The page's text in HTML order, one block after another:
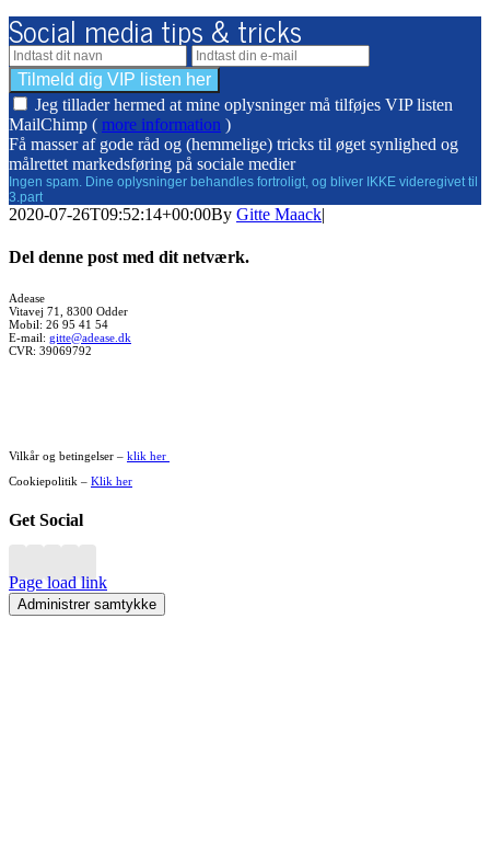
Social media tips & tricks
Jeg tillader hermed at mine oplysninger må tilføjes VIP listen
MailChimp ( more information )
Få masser af gode råd og (hemmelige) tricks til øget synlighed og
målrettet markedsføring på sociale medier
Ingen spam. Dine oplysninger behandles fortroligt, og bliver IKKE videregivet til
3.part
2020-07-26T09:52:14+00:00By Gitte Maack|
Del denne post med dit netværk.
Facebook
X
WhatsApp
Pinterest
Vk
Xing
E-
mail
Adease
Vitavej 71, 8300 Odder
Mobil: 26 95 41 54
E-mail: gitte@adease.dk
CVR: 39069792
Vilkår og betingelser – klik her
Cookiepolitik – Klik her
Get Social
Page load link
Administrer samtykke